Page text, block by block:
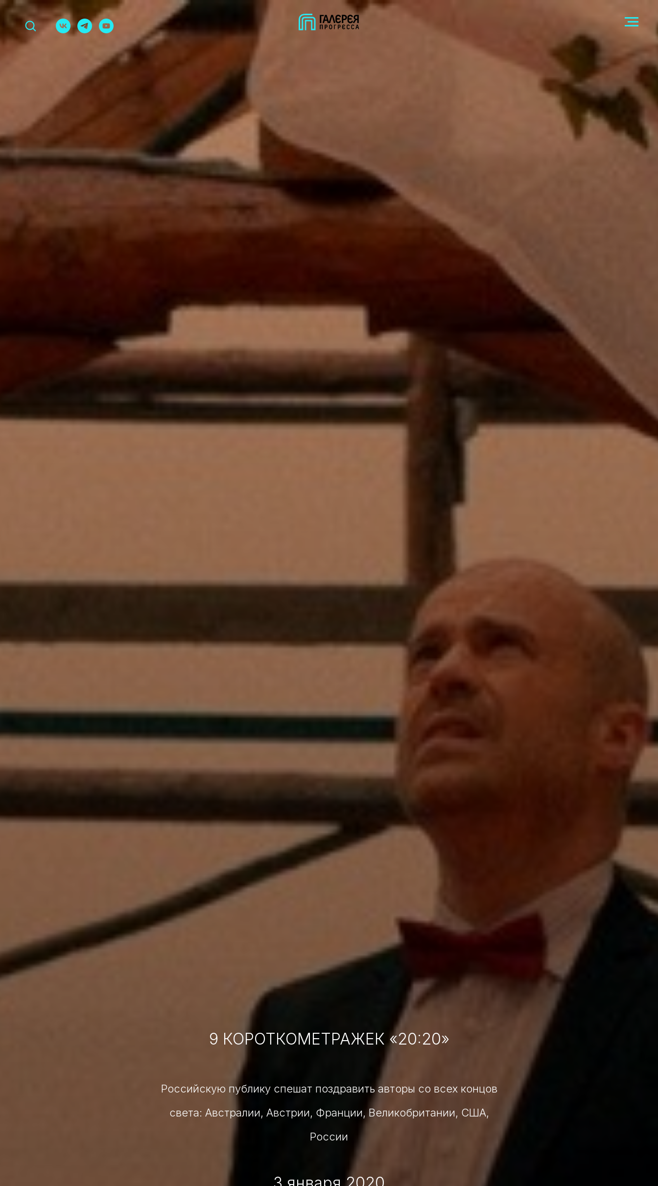
9 КОРОТКОМЕТРАЖЕК «20:20»
Российскую публику спешат поздравить авторы со всех концов
света: Австралии, Австрии, Франции, Великобритании, США,
России